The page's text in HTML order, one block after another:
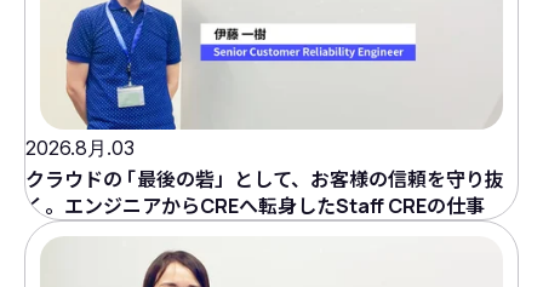
2026.8月.03
クラウドの 「最後の砦」として、お客様の信頼を守り抜
く。エンジニアからCREへ転身したStaff CREの仕事